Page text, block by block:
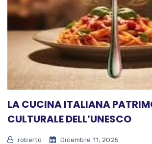
LA CUCINA ITALIANA
CULTURALE DELL’UNESCO
roberto Dicembre 11, 2025